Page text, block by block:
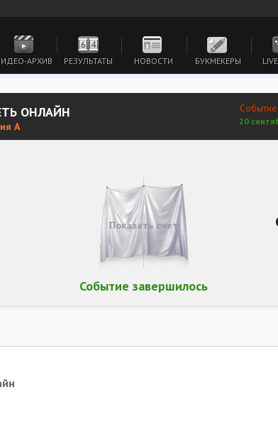
АРХИВ РЕЗУЛЬТАТЫ НОВОСТИ БУКМЕКЕРЫ
ОНЛАЙН
А 20
Событие завершилось
Показать счет